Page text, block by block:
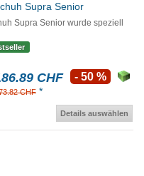
Supra Senior
Supra Senior wurde speziell
CHF
CHF *
- 50 %
Details auswählen